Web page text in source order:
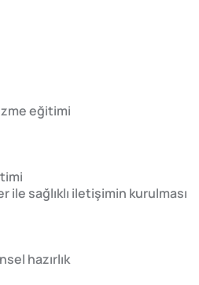
eğitimi
ile sağlıklı iletişimin kurulması
hazırlık